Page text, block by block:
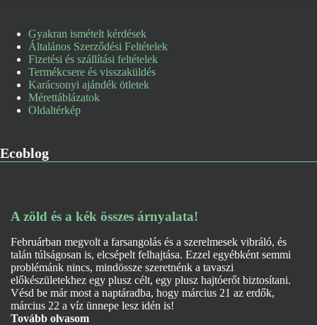
Gyakran ismételt kérdések
Általános Szerződési Feltételek
Fizetési és szállítási feltételek
Termékcsere és visszaküldés
Karácsonyi ajándék ötletek
Mérettáblázatok
Oldaltérkép
Ecoblog
A zöld és a kék összes árnyalata!
Februárban megvolt a farsangolás és a szerelmesek vibráló, és
talán túlságosan is, elcsépelt felhajtása. Ezzel egyébként semmi
problémánk nincs, mindössze szeretnénk a tavaszi
előkészületekhez egy plusz célt, egy plusz hajtóerőt biztosítani.
Vésd be már most a naptáradba, hogy március 21 az erdők,
március 22 a víz ünnepe lesz idén is!
Tovább olvasom